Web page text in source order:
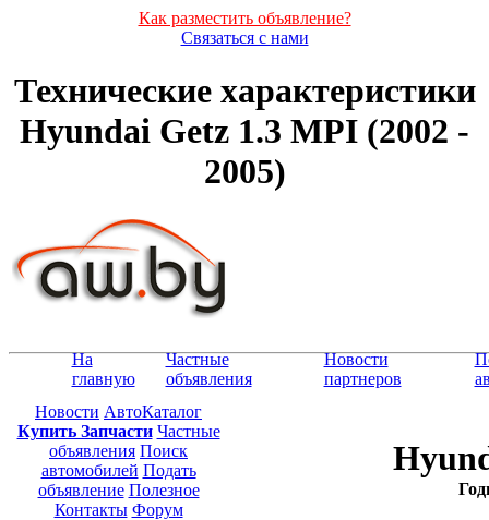
Как разместить объявление?
Связаться с нами
Технические характеристики
Hyundai Getz 1.3 MPI (2002 -
2005)
На
главную
Частные
объявления
Новости
партнеров
Новости АвтоКаталог
Купить Запчасти Частные
объявления Поиск
автомобилей Подать
объявление Полезное
Контакты Форум